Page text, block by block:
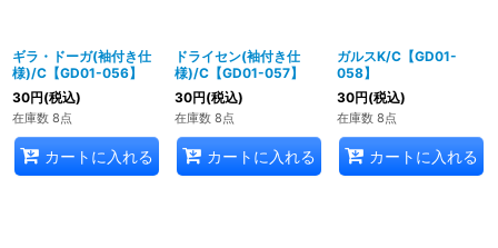
ギラ・ドーガ(袖付き仕
様)/C【GD01-056】
30円(税込)
在庫数 8点
カートに入れる
ドライセン(袖付き仕
様)/C【GD01-057】
30円(税込)
在庫数 8点
カートに入れる
ガルスK/C【GD01-
058】
30円(税込)
在庫数 8点
カートに入れる